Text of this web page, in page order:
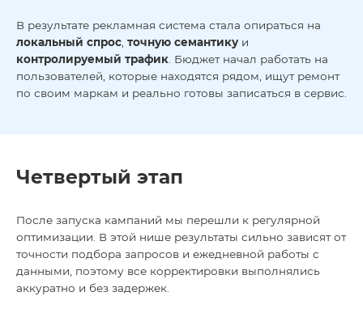
В результате рекламная система стала опираться на
локальный спрос, точную семантику и
контролируемый трафик. Бюджет начал работать на
пользователей, которые находятся рядом, ищут ремонт
по своим маркам и реально готовы записаться в сервис.
Четвертый этап
После запуска кампаний мы перешли к регулярной
оптимизации. В этой нише результаты сильно зависят от
точности подбора запросов и ежедневной работы с
данными, поэтому все корректировки выполнялись
аккуратно и без задержек.